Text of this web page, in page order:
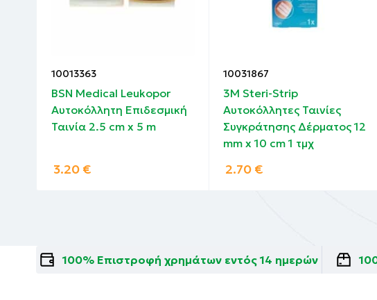
10013363
BSN Medical Leukopor
Αυτοκόλλητη Επιδεσμική
Ταινία 2.5 cm x 5 m
3.20 €
10031867
3M Steri-Strip
Αυτοκόλλητες Ταινίες
Συγκράτησης Δέρματος 12
mm x 10 cm 1 τμχ
2.70 €
100% Επιστροφή χρημάτων εντός 14 ημερών